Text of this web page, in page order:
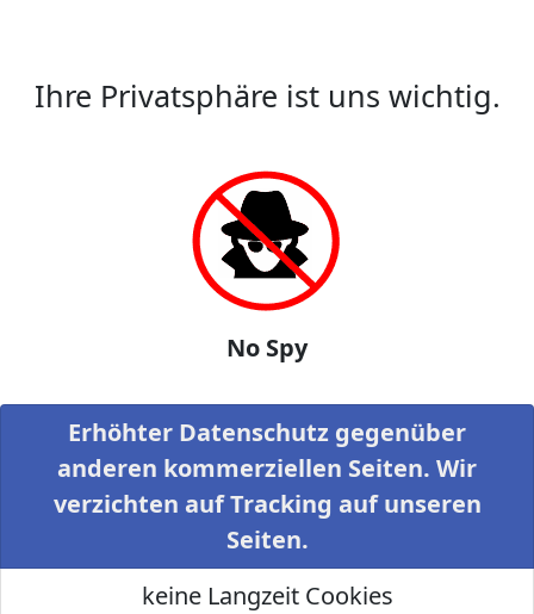
Ihre Privatsphäre ist uns wichtig.
No Spy
Erhöhter Datenschutz gegenüber
anderen kommerziellen Seiten. Wir
verzichten auf Tracking auf unseren
Seiten.
keine Langzeit Cookies